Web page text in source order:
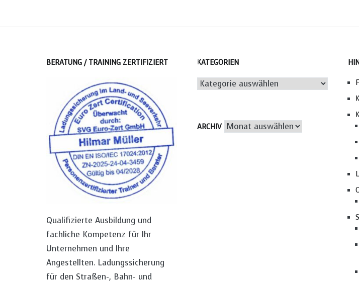
BERATUNG / TRAINING ZERTIFIZIERT
Qualifizierte Ausbildung und
fachliche Kompetenz für Ihr
Unternehmen und Ihre
Angestellten. Ladungssicherung
für den Straßen-, Bahn- und
KATEGORIEN
Kategorien
ARCHIV Archiv